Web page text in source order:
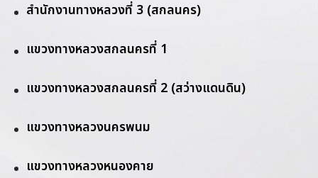
สำนักงานทางหลวงที่ 3 (สกลนคร)
แขวงทางหลวงสกลนครที่ 1
แขวงทางหลวงสกลนครที่ 2 (สว่างแดนดิน)
แขวงทางหลวงนครพนม
แขวงทางหลวงหนองคาย